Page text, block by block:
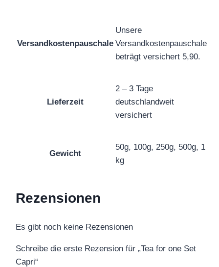
Versandkostenpauschale
Unsere
Versandkostenpauschale
beträgt versichert 5,90.
Lieferzeit
2 – 3 Tage
deutschlandweit
versichert
Gewicht
50g, 100g, 250g, 500g, 1
kg
Rezensionen
Es gibt noch keine Rezensionen
Schreibe die erste Rezension für „Tea for one Set
Capri“